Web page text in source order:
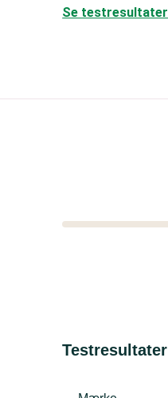
Se testresultater
Testresultater